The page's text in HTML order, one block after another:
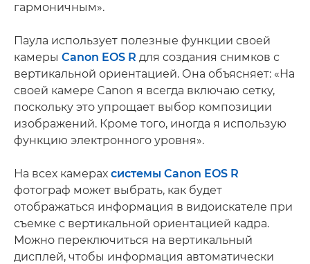
гармоничным».
Паула использует полезные функции своей
камеры Canon EOS R для создания снимков с
вертикальной ориентацией. Она объясняет: «На
своей камере Canon я всегда включаю сетку,
поскольку это упрощает выбор композиции
изображений. Кроме того, иногда я использую
функцию электронного уровня».
На всех камерах системы Canon EOS R
фотограф может выбрать, как будет
отображаться информация в видоискателе при
съемке с вертикальной ориентацией кадра.
Можно переключиться на вертикальный
дисплей, чтобы информация автоматически